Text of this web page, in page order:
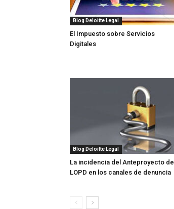
Blog Deloitte Legal
El Impuesto sobre Servicios
Digitales
Blog Deloitte Legal
La incidencia del Anteproyecto de
LOPD en los canales de denuncia